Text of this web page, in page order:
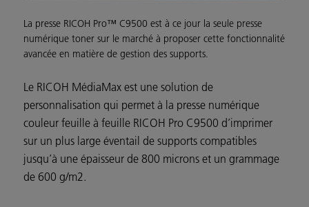
La presse RICOH Pro™ C9500 est à ce jour la seule presse
numérique toner sur le marché à proposer cette fonctionnalité
avancée en matière de gestion des supports.
Le RICOH MédiaMax est une solution de
personnalisation qui permet à la presse numérique
couleur feuille à feuille RICOH Pro C9500 d’imprimer
sur un plus large éventail de supports compatibles
jusqu’à une épaisseur de 800 microns et un grammage
de 600 g/m2.